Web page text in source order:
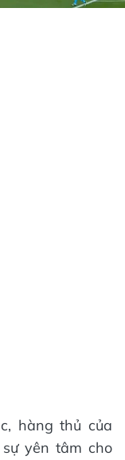
hàng thủ của
yên tâm cho